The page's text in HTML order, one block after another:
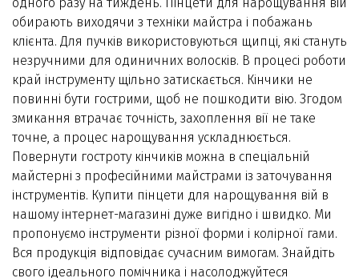
обирають виходячи з техніки майстра і побажань
клієнта. Для пучків використовуються щипці, які стануть
незручними для одиничних волосків. В процесі роботи
край інструменту щільно затискається. Кінчики не
повинні бути гострими, щоб не пошкодити вію. Згодом
змикання втрачає точність, захоплення вії не таке
точне, а процес нарощування ускладнюється.
Повернути гостроту кінчиків можна в спеціальній
майстерні з професійними майстрами із заточування
інструментів. Купити пінцети для нарощування вій в
нашому інтернет-магазині дуже вигідно і швидко. Ми
пропонуємо інструменти різної форми і колірної гами.
Вся продукція відповідає сучасним вимогам. Знайдіть
свого ідеального помічника і насолоджуйтеся